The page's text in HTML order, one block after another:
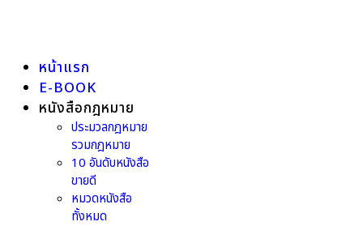
หน้าแรก
E-BOOK
หนังสือกฎหมาย
ประมวลกฎหมาย
รวมกฎหมาย
10 อันดับหนังสือ
ขายดี
หมวดหนังสือ
ทั้งหมด